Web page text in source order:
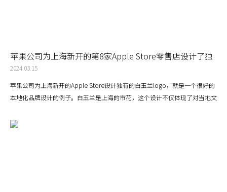
苹果公司为上海新开的第8家Apple Store零售店设计了独
有的白玉兰logo，这非常独特吸引人，这是品牌设计本地
化的魅力
2024.03.15
苹果公司为上海新开的Apple Store设计独有的白玉兰logo，就是一个很好的
本地化品牌设计的例子。白玉兰是上海的市花，这个设计不仅体现了对当地文
Apple Store不仅仅是一个卖苹果产品的地方，更是一个与当地文化深度融合